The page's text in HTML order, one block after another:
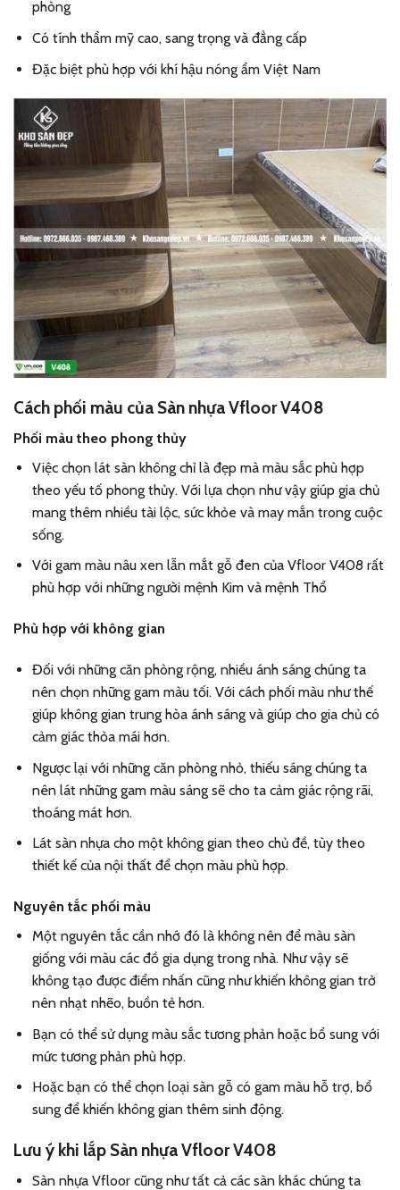
phòng
Có tính thẩm mỹ cao, sang trọng và đẳng cấp
Đặc biệt phù hợp với khí hậu nóng ẩm Việt Nam
Cách phối màu của Sàn nhựa Vfloor V408
Phối màu theo phong thủy
Việc chọn lát sàn không chỉ là đẹp mà màu sắc phù hợp
theo yếu tố phong thủy. Với lựa chọn như vậy giúp gia chủ
mang thêm nhiều tài lộc, sức khỏe và may mắn trong cuộc
sống.
Với gam màu nâu xen lẫn mắt gỗ đen của Vfloor V408 rất
phù hợp với những người mệnh Kim và mệnh Thổ
Phù hợp với không gian
Đối với những căn phòng rộng, nhiều ánh sáng chúng ta
nên chọn những gam màu tối. Với cách phối màu như thế
giúp không gian trung hòa ánh sáng và giúp cho gia chủ có
cảm giác thỏa mái hơn.
Ngược lại với những căn phòng nhỏ, thiếu sáng chúng ta
nên lát những gam màu sáng sẽ cho ta cảm giác rộng rãi,
thoáng mát hơn.
Lát sàn nhựa cho một không gian theo chủ đề, tùy theo
thiết kế của nội thất để chọn màu phù hợp.
Nguyên tắc phối màu
Một nguyên tắc cần nhớ đó là không nên để màu sàn
giống với màu các đồ gia dụng trong nhà. Như vậy sẽ
không tạo được điểm nhấn cũng như khiến không gian trở
nên nhạt nhẽo, buồn tẻ hơn.
Bạn có thể sử dụng màu sắc tương phản hoặc bổ sung với
mức tương phản phù hợp.
Hoặc bạn có thể chọn loại sàn gỗ có gam màu hỗ trợ, bổ
sung để khiến không gian thêm sinh động.
Lưu ý khi lắp Sàn nhựa Vfloor V408
Sàn nhựa Vfloor cũng như tất cả các sàn khác chúng ta